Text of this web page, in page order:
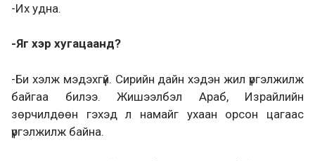
-Их удна.
-Яг хэр хугацаанд?
-Би хэлж мэдэхгүй. Сирийн дайн хэдэн жил үргэлжилж
байгаа билээ. Жишээлбэл Араб, Израйлийн
зөрчилдөөн гэхэд л намайг ухаан орсон цагаас
үргэлжилж байна.